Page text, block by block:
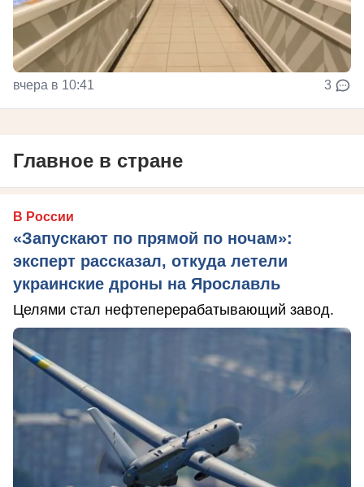
вчера в 10:41 3
Главное в стране
В России
«Запускают по прямой по ночам»:
эксперт рассказал, откуда летели
украинские дроны на Ярославль
Целями стал нефтеперерабатывающий завод.